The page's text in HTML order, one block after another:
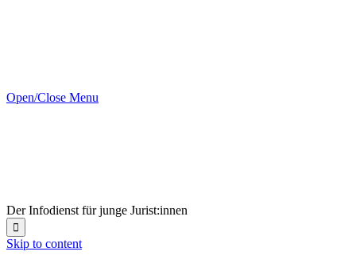
Open/Close Menu
Der Infodienst für junge Jurist:innen

Skip to content